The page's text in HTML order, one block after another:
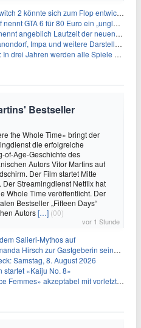
2 könnte sich zum Flop entwickeln
6 für 80 Euro ein „unglaubliches Schnäppchen“
Laufzeit der neuen Gameplay-Präsentation
Impa und weitere Darsteller sollen feststehen
Jahren werden alle Spiele gestreamt
Bestseller
the Whole Time» bringt der
die erfolgreiche
of-Age-Geschichte des
Autors Vitor Martins auf
Der Film startet Mitte
Der Streamingdienst Netflix hat
Whole Time veröffentlicht. Der
Bestseller „Fifteen Days“
Autors[…] (00)
vor 1 Stunde
Salieri-Mythos auf
zur Gastgeberin seines Reality-Podcasts
Samstag, 8. August 2026
startet «Kaiju No. 8»
akzeptabel mit vorletzter Etappe